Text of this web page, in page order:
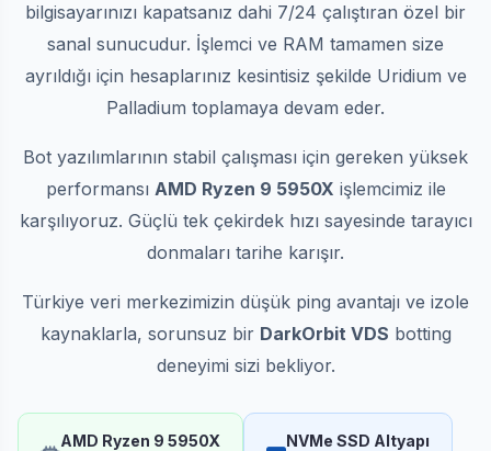
bilgisayarınızı kapatsanız dahi 7/24 çalıştıran özel bir
sanal sunucudur. İşlemci ve RAM tamamen size
ayrıldığı için hesaplarınız kesintisiz şekilde Uridium ve
Palladium toplamaya devam eder.
Bot yazılımlarının stabil çalışması için gereken yüksek
performansı AMD Ryzen 9 5950X işlemcimiz ile
karşılıyoruz. Güçlü tek çekirdek hızı sayesinde tarayıcı
donmaları tarihe karışır.
Türkiye veri merkezimizin düşük ping avantajı ve izole
kaynaklarla, sorunsuz bir DarkOrbit VDS botting
deneyimi sizi bekliyor.
AMD Ryzen 9 5950X NVMe SSD Altyapı